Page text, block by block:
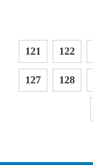
121
122
127 128